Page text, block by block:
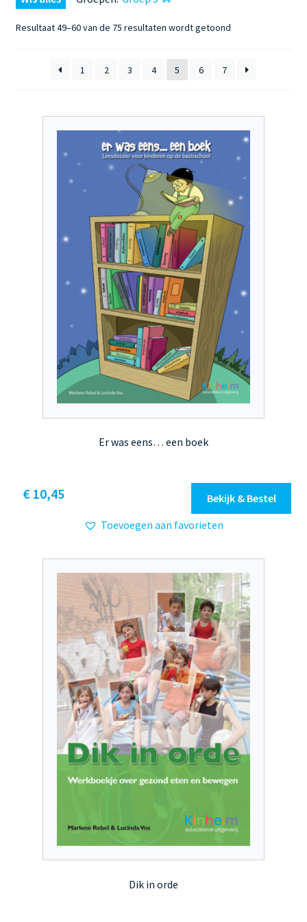
Resultaat 49–60 van de 75 resultaten wordt getoondGesorteerd
1
2 3 4 5 6 7
Er was eens… een boek
€ 10,45 Bekijk & Bestel
heeft
variaties.
Deze
gekozen
worden
op
de
productpagina
Toevoegen aan favorieten
Dik in orde